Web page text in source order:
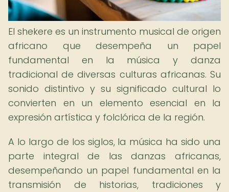
El shekere es un instrumento musical de origen
africano que desempeña un papel
fundamental en la música y danza
tradicional de diversas culturas africanas. Su
sonido distintivo y su significado cultural lo
convierten en un elemento esencial en la
expresión artística y folclórica de la región.
A lo largo de los siglos, la música ha sido una
parte integral de las danzas africanas,
desempeñando un papel fundamental en la
transmisión de historias, tradiciones y